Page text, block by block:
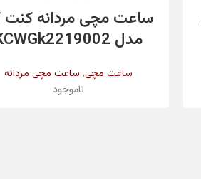
اطلاعات بیشتر
ساعت مچی مردانه کنت
مدل KCWGk2219002
ساعت مچی, ساعت مچی مردانه
ناموجود